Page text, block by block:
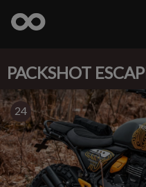
PACKSHOT
24